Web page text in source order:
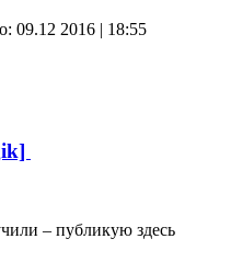
09.12 2016 | 18:55
– публикую здесь